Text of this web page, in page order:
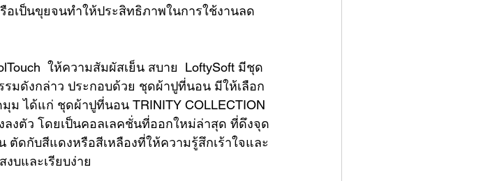
อเป็นขุยจนทำให้ประสิทธิภาพในการใช้งานลด
ให้ความสัมผัสเย็น สบาย  LoftySoft มีชุด
มดังกล่าว ประกอบด้วย ชุดผ้าปูที่นอน มีให้เลือก
มุม ได้แก่ ชุดผ้าปูที่นอน TRINITY COLLECTION
ลงตัว โดยเป็นคอลเลคชั่นที่ออกใหม่ล่าสุด ที่ดึงจุด
ดกับสีแดงหรือสีเหลืองที่ให้ความรู้สึกเร้าใจและ
บและเรียบง่าย